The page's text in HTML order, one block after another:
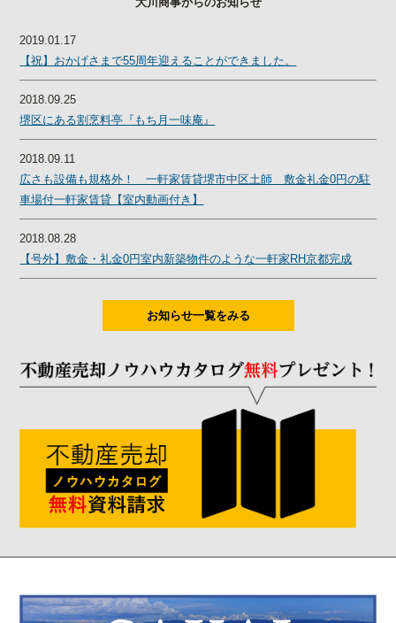
2019.01.17
【祝】おかげさまで55周年迎えることができました。
2018.09.25
堺区にある割烹料亭『もち月一味庵』
2018.09.11
広さも設備も規格外！ 一軒家賃貸堺市中区土師 敷金礼金0円の駐
車場付一軒家賃貸【室内動画付き】
2018.08.28
【号外】敷金・礼金0円室内新築物件のような一軒家RH京都完成
お知らせ一覧をみる